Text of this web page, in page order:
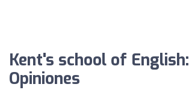
Kent's school of English:
Opiniones